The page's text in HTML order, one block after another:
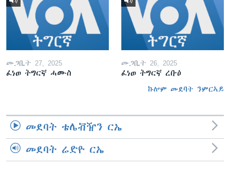
መጋቢት 27, 2025
ፈነወ ትግርኛ ሓሙስ
መጋቢት 26, 2025
ፈነወ ትግርኛ ረቡዕ
ኩሎም መደባት ንምርኣይ
መደባት ቴሌቭዥን ርኤ
መደባት ሬድዮ ርኤ